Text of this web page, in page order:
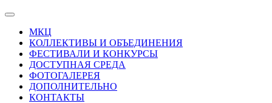
МКЦ
КОЛЛЕКТИВЫ И ОБЪЕДИНЕНИЯ
ФЕСТИВАЛИ И КОНКУРСЫ
ДОСТУПНАЯ СРЕДА
ФОТОГАЛЕРЕЯ
ДОПОЛНИТЕЛЬНО
КОНТАКТЫ